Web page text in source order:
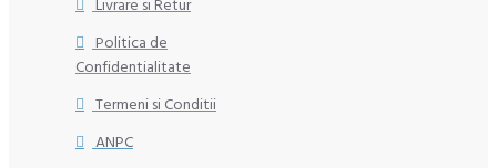
Livrare si Retur
Politica de
Confidentialitate
Termeni si Conditii
ANPC